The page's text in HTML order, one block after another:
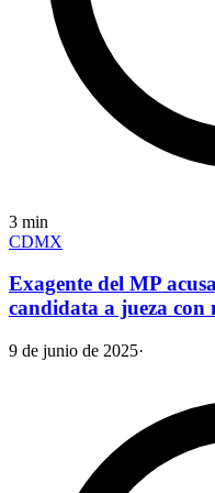
3 min
CDMX
Exagente del MP
candidata a jueza con
9 de junio de 2025·